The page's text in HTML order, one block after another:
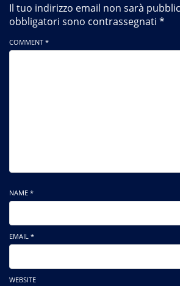
Il tuo indirizzo email non sarà
obbligatori sono contrassegnati *
COMMENT *
NAME *
EMAIL *
WEBSITE